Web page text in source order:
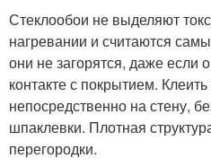
Стеклообои не выделяют
нагревании и считаются
они не загорятся, даже если
контакте с покрытием.
непосредственно на стену,
шпаклевки. Плотная
перегородки.